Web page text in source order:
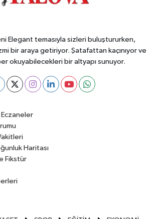
Elegant temasıyla sizleri buluştururken,
bir araya getiriyor. Şatafattan kaçınıyor ve
okuyabilecekleri bir altyapı sunuyor.
Haritası
Fikstür